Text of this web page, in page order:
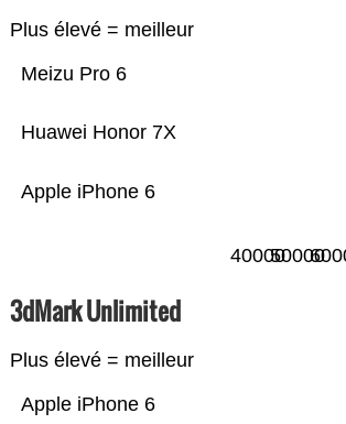
Plus élevé = meilleur
Apple iPhone 6
Huawei Honor 7X
Meizu Pro 6
4000050000
3dMark Unlimited
Plus élevé = meilleur
Apple iPhone 6